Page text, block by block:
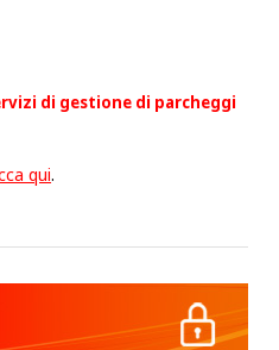
di gestione di parcheggi
qui.